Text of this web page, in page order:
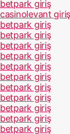
betpark giriş
casinolevant giriş
betpark giriş
betpark giriş
betpark giriş
betpark giriş
betpark giriş
betpark giriş
betpark giriş
betpark giriş
betpark giriş
betpark giriş
betpark giriş